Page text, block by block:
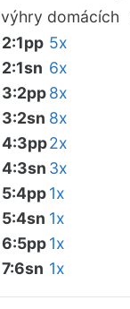
výhry domácích
2:1pp 5x
2:1sn 6x
3:2pp8x
3:2sn 8x
4:3pp2x
4:3sn 3x
5:4pp1x
5:4sn 1x
6:5pp1x
7:6sn 1x